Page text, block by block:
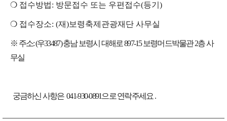
❍ 접수방법: 방문접수 또는 우편접수(등기 )
❍ 접수장소: (재)보령축제관광재단 사무실
※ 주소: (우33487)충남 보령시 대해로897-15 보령머드박물관2층 사
무실
궁금하신 사항은 041-930-0891으로 연락주세요 .​